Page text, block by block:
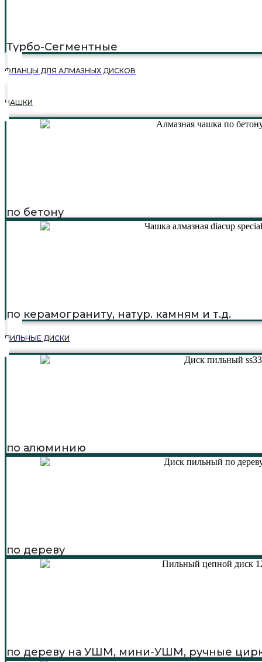
Турбо-Сегментные
ФЛАНЦЫ ДЛЯ АЛМАЗНЫХ ДИСКОВ
ЧАШКИ
по бетону
по керамограниту, натур. камням и т.д.
ПИЛЬНЫЕ ДИСКИ
по алюминию
по дереву
по дереву на УШМ, мини-УШМ, ручные